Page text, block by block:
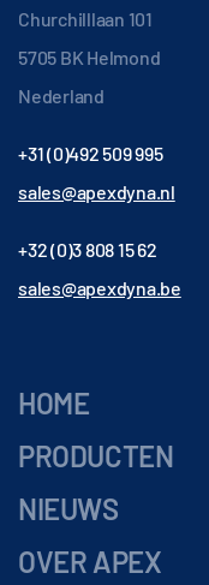
Churchilllaan 101
5705 BK Helmond
Nederland
+31 (0)492 509 995
sales@apexdyna.nl
+32 (0)3 808 15 62
sales@apexdyna.be
HOME
PRODUCTEN
NIEUWS
OVER APEX